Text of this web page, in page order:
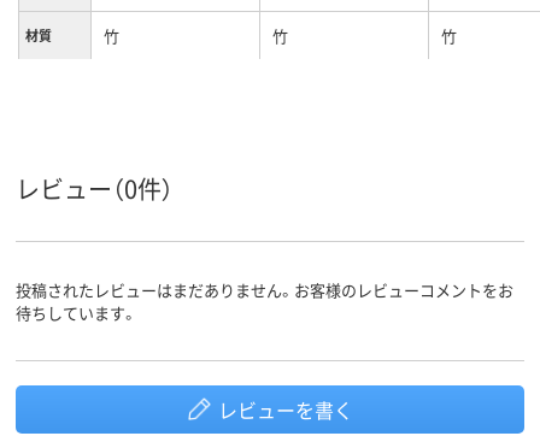
材質 竹 竹 竹
レビュー（0件）
投稿されたレビューはまだありません。お客様のレビューコメントをお
待ちしています。
レビューを書く